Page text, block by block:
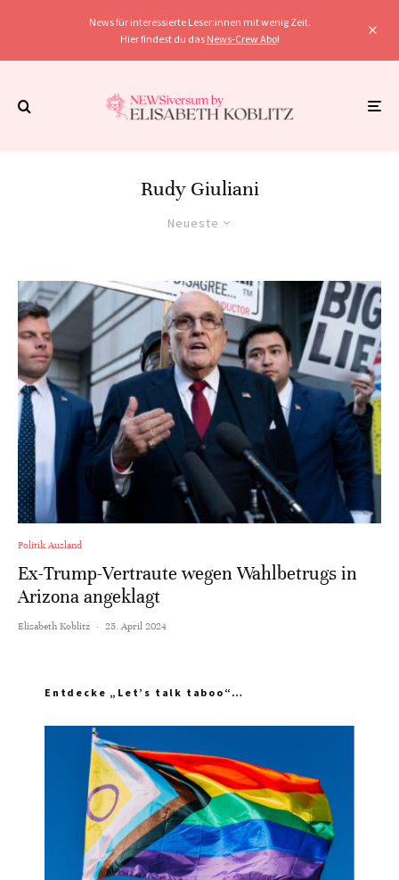
News für interessierte Leser:innen mit wenig Zeit.
Hier findest du das News-Crew Abo!
Rudy Giuliani
Neueste
Politik Ausland
Ex-Trump-Vertraute wegen Wahlbetrugs in
Arizona angeklagt
Elisabeth Koblitz · 25. April 2024
Entdecke „Let’s talk taboo“…